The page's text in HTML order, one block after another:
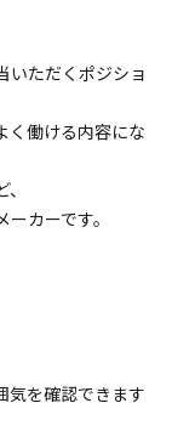
いただくポジショ
く働ける内容にな
カーです。
気を確認できます